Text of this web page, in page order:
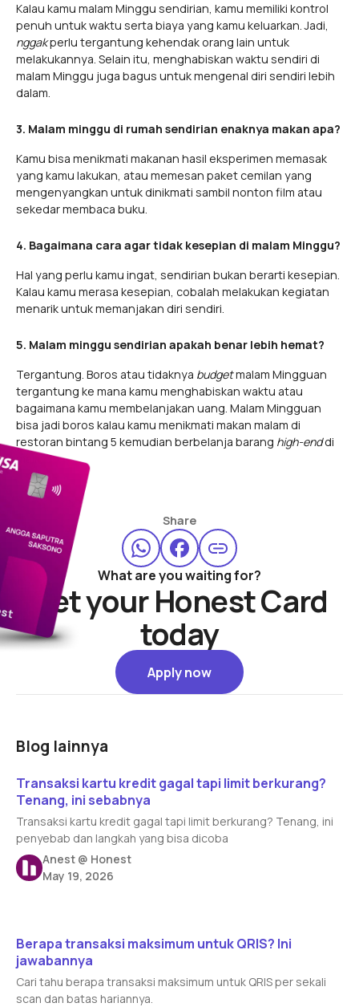
Kalau kamu malam Minggu sendirian, kamu memiliki kontrol
penuh untuk waktu serta biaya yang kamu keluarkan. Jadi,
nggakperlu tergantung kehendak orang lain untuk
melakukannya. Selain itu, menghabiskan waktu sendiri di
malam Minggu juga bagus untuk mengenal diri sendiri lebih
dalam.
3. Malam minggu di rumah sendirian enaknya makan apa?
Kamu bisa menikmati makanan hasil eksperimen memasak
yang kamu lakukan, atau memesan paket cemilan yang
mengenyangkan untuk dinikmati sambil nonton film atau
sekedar membaca buku.
4. Bagaimana cara agar tidak kesepian di malam Minggu?
Hal yang perlu kamu ingat, sendirian bukan berarti kesepian.
Kalau kamu merasa kesepian, cobalah melakukan kegiatan
menarik untuk memanjakan diri sendiri.
5. Malam minggu sendirian apakah benar lebih hemat?
Tergantung. Boros atau tidaknya budgetmalam Mingguan
tergantung ke mana kamu menghabiskan waktu atau
bagaimana kamu membelanjakan uang. Malam Mingguan
bisa jadi boros kalau kamu menikmati makan malam di
restoran bintang 5 kemudian berbelanja barang high-enddi
mall.
Share
What are you waiting for?
Get your Honest Card
today
Apply now
Apply now
Blog lainnya
Transaksi kartu kredit gagal tapi limit berkurang?
Tenang, ini sebabnya
Transaksi kartu kredit gagal tapi limit berkurang? Tenang, ini
penyebab dan langkah yang bisa dicoba
Anest @ Honest
May 19, 2026
Berapa transaksi maksimum untuk QRIS? Ini
jawabannya
Cari tahu berapa transaksi maksimum untuk QRIS per sekali
scan dan batas hariannya.